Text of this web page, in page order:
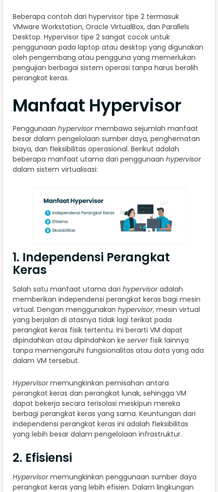
Beberapa contoh dari hypervisor tipe 2 termasuk
VMware Workstation, Oracle VirtualBox, dan Parallels
Desktop. Hypervisor tipe 2 sangat cocok untuk
penggunaan pada laptop atau desktop yang digunakan
oleh pengembang atau pengguna yang memerlukan
pengujian berbagai sistem operasi tanpa harus beralih
perangkat keras.
Manfaat Hypervisor
Penggunaan hypervisormembawa sejumlah manfaat
besar dalam pengelolaan sumber daya, penghematan
biaya, dan fleksibilitas operasional. Berikut adalah
beberapa manfaat utama dari penggunaan hypervisor
dalam sistem virtualisasi:
1. Independensi Perangkat
Keras
Salah satu manfaat utama dari hypervisoradalah
memberikan independensi perangkat keras bagi mesin
virtual. Dengan menggunakan hypervisor, mesin virtual
yang berjalan di atasnya tidak lagi terikat pada
perangkat keras fisik tertentu. Ini berarti VM dapat
dipindahkan atau dipindahkan ke serverfisik lainnya
tanpa memengaruhi fungsionalitas atau data yang ada
dalam VM tersebut.
Hypervisormemungkinkan pemisahan antara
perangkat keras dan perangkat lunak, sehingga VM
dapat bekerja secara terisolasi meskipun mereka
berbagi perangkat keras yang sama. Keuntungan dari
independensi perangkat keras ini adalah fleksibilitas
yang lebih besar dalam pengelolaan infrastruktur.
2. Efisiensi
Hypervisormemungkinkan penggunaan sumber daya
perangkat keras yang lebih efisien. Dalam lingkungan